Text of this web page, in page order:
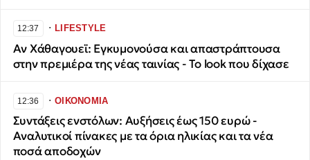
12:37 ∙LIFESTYLE
Αν Χάθαγουεϊ: Εγκυμονούσα και απαστράπτουσα
στην πρεμιέρα της νέας ταινίας - Το look που δίχασε
12:36 ∙ΟΙΚΟΝΟΜΙΑ
Συντάξεις ενστόλων: Αυξήσεις έως 150 ευρώ -
Αναλυτικοί πίνακες με τα όρια ηλικίας και τα νέα
ποσά αποδοχών